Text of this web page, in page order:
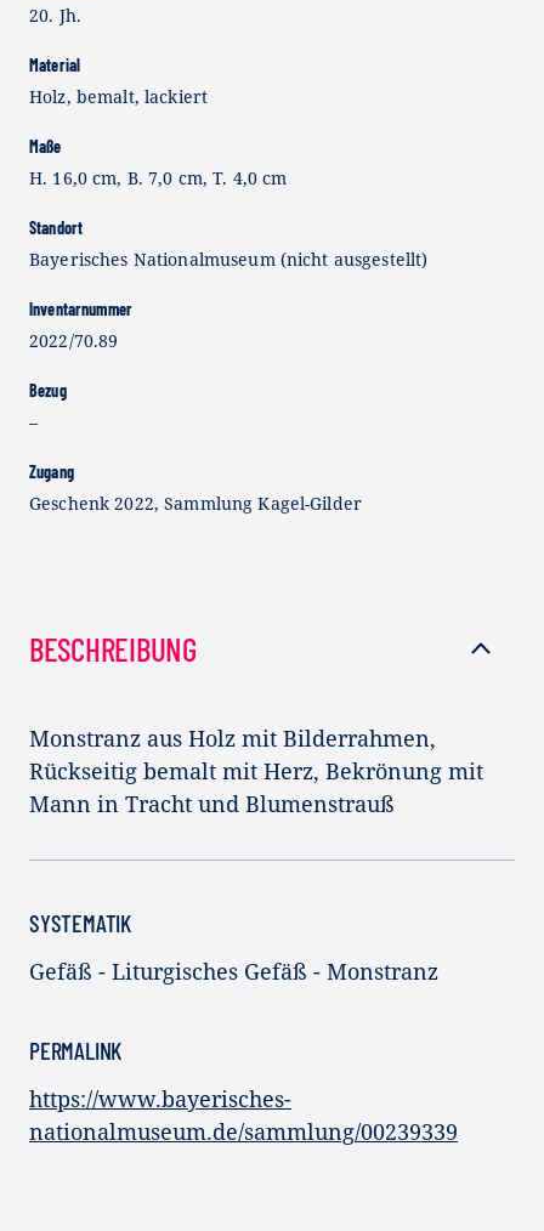
20. Jh.
Material
Holz, bemalt, lackiert
Maße
H. 16,0 cm, B. 7,0 cm, T. 4,0 cm
Standort
Bayerisches Nationalmuseum (nicht ausgestellt)
Inventarnummer
2022/70.89
Bezug
–
Zugang
Geschenk 2022, Sammlung Kagel-Gilder
BESCHREIBUNG
Monstranz aus Holz mit Bilderrahmen,
Rückseitig bemalt mit Herz, Bekrönung mit
Mann in Tracht und Blumenstrauß
SYSTEMATIK
Gefäß - Liturgisches Gefäß - Monstranz
PERMALINK
https://www.bayerisches-
nationalmuseum.de/sammlung/00239339